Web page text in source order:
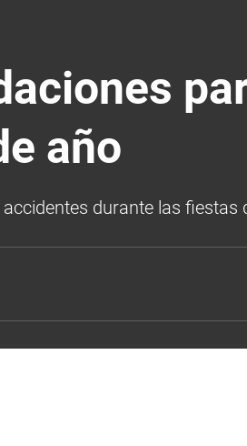
año
durante las fiestas